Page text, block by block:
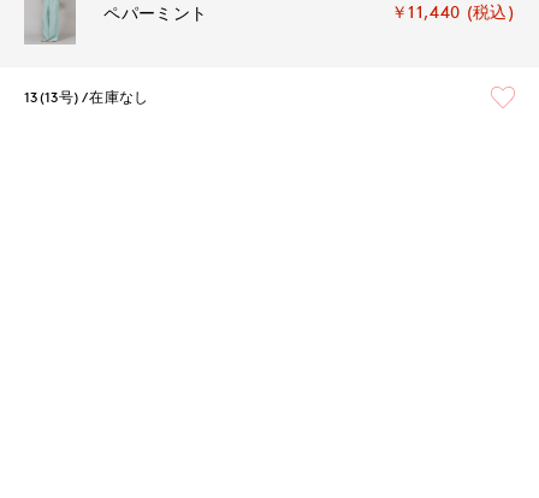
ペパーミント ￥11,440 (税込)
13(13号) 在庫なし